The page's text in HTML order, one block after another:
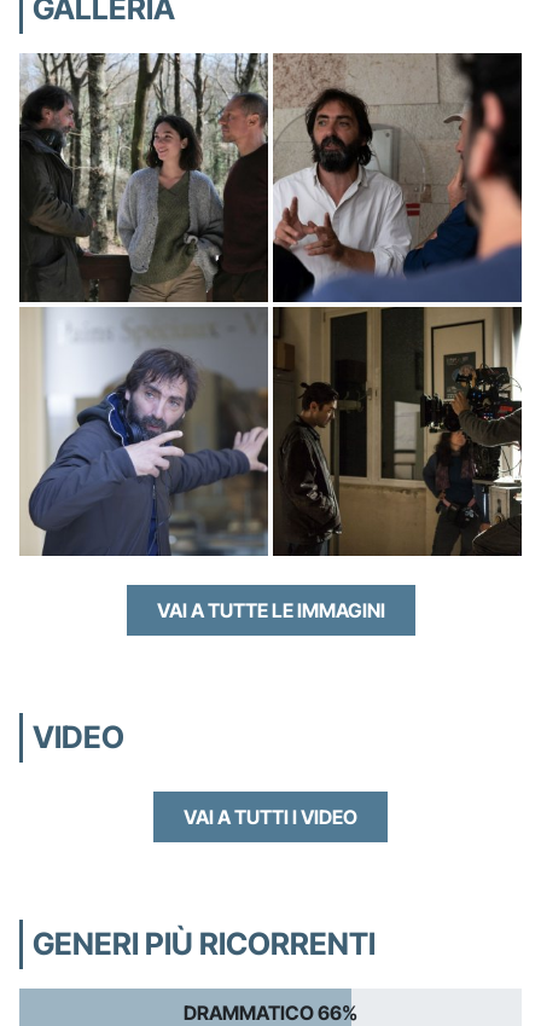
GALLERIA
VAI A TUTTE LE IMMAGINI
VIDEO
VAI A TUTTI I VIDEO
GENERI PIÙ RICORRENTI
DRAMMATICO 66%